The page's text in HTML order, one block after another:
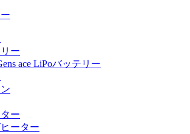
ー
ace LiPoバッテリー
ー
ーター